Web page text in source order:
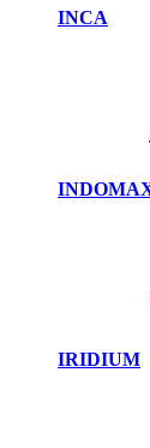
INCA
IRIDIUM